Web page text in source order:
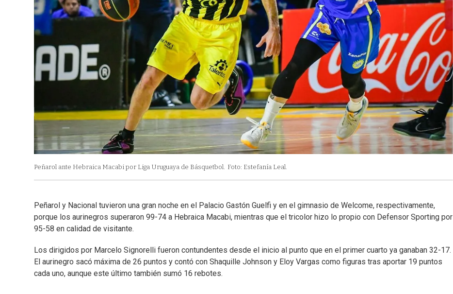
Peñarol ante Hebraica Macabi por Liga Uruguaya de Básquetbol. Foto: Estefanía Leal.
Peñarol y Nacional tuvieron una gran noche en el Palacio Gastón Guelfi y en el gimnasio de Welcome, respectivamente,
porque los aurinegros superaron 99-74 a Hebraica Macabi, mientras que el tricolor hizo lo propio con Defensor Sporting por
95-58 en calidad de visitante.
Los dirigidos por Marcelo Signorelli fueron contundentes desde el inicio al punto que en el primer cuarto ya ganaban 32-17.
El aurinegro sacó máxima de 26 puntos y contó con Shaquille Johnson y Eloy Vargas como figuras tras aportar 19 puntos
cada uno, aunque este último también sumó 16 rebotes.